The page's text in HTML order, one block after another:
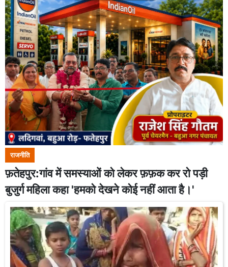
राजनीति
फ़तेहपुर:गांव में समस्याओं को लेकर फ़फ़क कर रो पड़ी
बुजुर्ग महिला कहा 'हमको देखने कोई नहीं आता है।'